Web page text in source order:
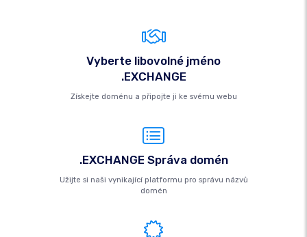
Vyberte libovolné jméno
.EXCHANGE
Získejte doménu a připojte ji ke svému webu
.EXCHANGE Správa domén
Užijte si naši vynikající platformu pro správu názvů
domén